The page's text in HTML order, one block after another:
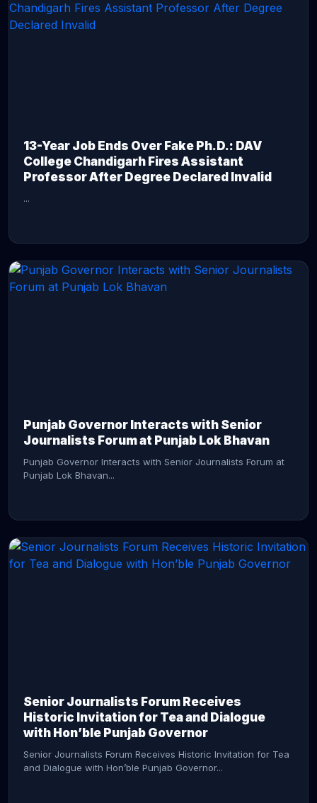
13-Year Job Ends Over Fake Ph.D.: DAV
College Chandigarh Fires Assistant
Professor After Degree Declared Invalid
...
Punjab Governor Interacts with Senior
Journalists Forum at Punjab Lok Bhavan
Punjab Governor Interacts with Senior Journalists Forum at
Punjab Lok Bhavan...
Senior Journalists Forum Receives
Historic Invitation for Tea and Dialogue
with Hon’ble Punjab Governor
Senior Journalists Forum Receives Historic Invitation for Tea
and Dialogue with Hon’ble Punjab Governor...